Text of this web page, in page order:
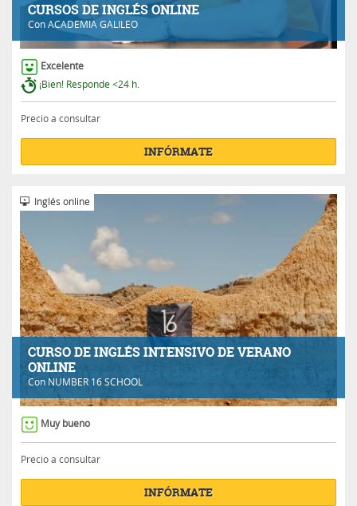
CURSOS DE INGLÉS ONLINE
ConACADEMIA GALILEO
Excelente
¡Bien! Responde <24 h.
Precio a consultar
INFÓRMATE
CURSO DE INGLÉS INTENSIVO DE VERANO
ONLINE
Con NUMBER 16 SCHOOL
Inglés online
Muy bueno
Precio a consultar
INFÓRMATE